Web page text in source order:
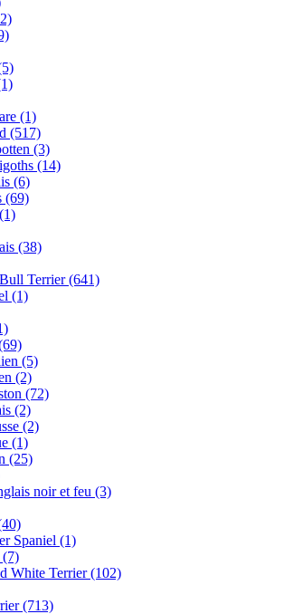
(1)
(517)
(3)
(14)
(6)
(69)
(1)
(38)
Terrier(641)
(1)
(5)
(2)
(72)
(2)
(2)
(1)
(25)
noir et feu (3)
Spaniel (1)
(7)
White Terrier(102)
(713)